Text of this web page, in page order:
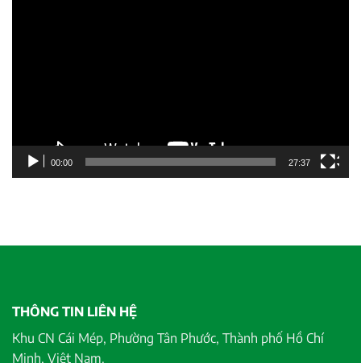
00:00 27:37
THÔNG TIN LIÊN HỆ
Khu CN Cái Mép, Phường Tân Phước, Thành phố Hồ Chí
Minh, Việt Nam.